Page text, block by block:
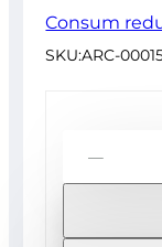
Consum
SKU:ARC-